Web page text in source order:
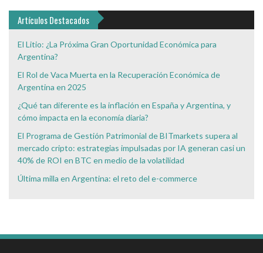
Artículos Destacados
El Litio: ¿La Próxima Gran Oportunidad Económica para
Argentina?
El Rol de Vaca Muerta en la Recuperación Económica de
Argentina en 2025
¿Qué tan diferente es la inflación en España y Argentina, y
cómo impacta en la economía diaria?
El Programa de Gestión Patrimonial de BITmarkets supera al
mercado cripto: estrategias impulsadas por IA generan casi un
40% de ROI en BTC en medio de la volatilidad
Última milla en Argentina: el reto del e-commerce